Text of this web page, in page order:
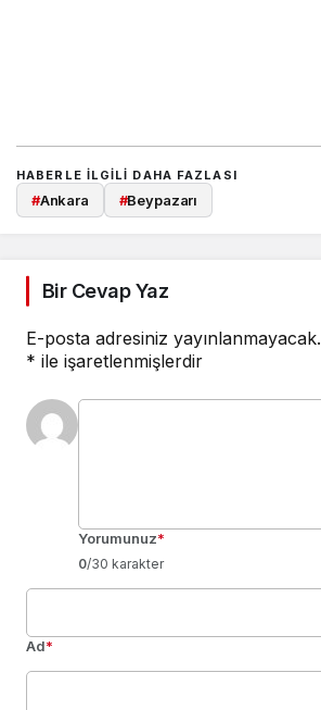
HABERLE ILGILI DAHA FAZLASI
#Ankara #Beypazarı
Bir Cevap Yaz
E-posta adresiniz yayınlanmayacak.
* ile işaretlenmişlerdir
Yorumunuz*
0/30 karakter
Ad*